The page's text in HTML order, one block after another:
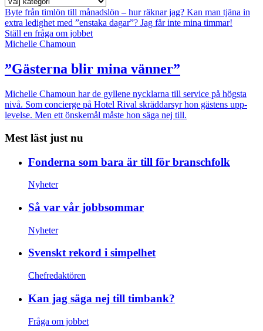
Byte från timlön till månadslön – hur räknar jag? Kan man tjäna in
extra ledighet med ”enstaka dagar”? Jag får inte mina timmar!
Ställ en fråga om jobbet
Michelle Chamoun
”Gästerna blir mina vänner”
Michelle Chamoun har de gyllene nycklarna till service på högsta
nivå. Som concierge på Hotel Rival skräddarsyr hon gästens upp­
levelse. Men ett önskemål måste hon säga nej till.
Mest läst just nu
Fonderna som bara är till för branschfolk
Nyheter
Så var vår jobbsommar
Nyheter
Svenskt rekord i simpelhet
Chefredaktören
Kan jag säga nej till timbank?
Fråga om jobbet